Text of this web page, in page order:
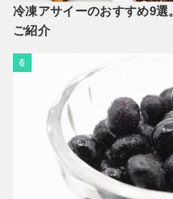
冷凍アサイーのおすすめ9
ご紹介
6